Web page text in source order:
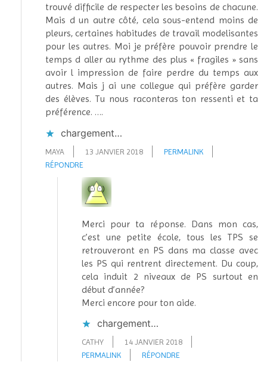
trouvé difficile de respecter les besoins de chacune.
Mais d un autre côté, cela sous-entend moins de
pleurs, certaines habitudes de travail modelisantes
pour les autres. Moi je préfère pouvoir prendre le
temps d aller au rythme des plus « fragiles » sans
avoir l impression de faire perdre du temps aux
autres. Mais j ai une collegue qui préfère garder
des élèves. Tu nous raconteras ton ressenti et ta
préférence. ….
chargement…
MAYA 13 JANVIER 2018
PERMALINK
RÉPONDRE
Merci pour ta réponse. Dans mon cas,
c’est une petite école, tous les TPS se
retrouveront en PS dans ma classe avec
les PS qui rentrent directement. Du coup,
cela induit 2 niveaux de PS surtout en
début d’année?
Merci encore pour ton aide.
chargement…
CATHY
14 JANVIER 2018
PERMALINK
RÉPONDRE